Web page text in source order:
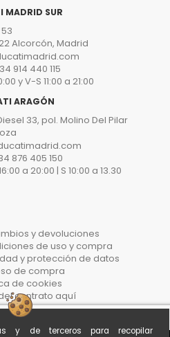
y de terceros para recopilar
MADRID SUR
Alcorcón, Madrid
914 440 115
y V-S 11:00 a 21:00
ARAGÓN
33, pol. Molino Del Pilar
876 405 150
a 20:00 | S 10:00 a 13.30
y devoluciones
de uso y compra
y protección de datos
de compra
de cookies
contrato aquí